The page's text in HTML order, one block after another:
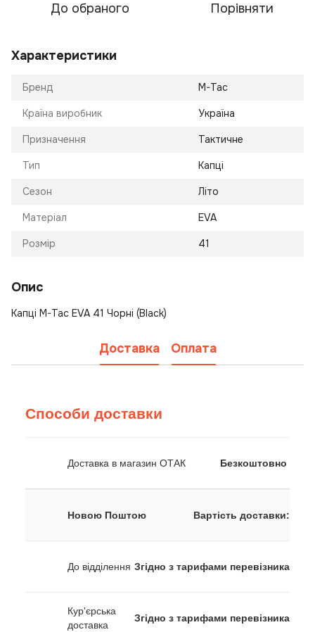
До обраного Порівняти
Характеристики
Бренд M-Tac
Країна виробник Україна
Призначення Тактичне
Тип Капці
Сезон Літо
Матеріал EVA
Розмір 41
Опис
Капці M-Tac EVA 41 Чорні (Black)
Доставка Оплата
Способи доставки
Доставка в магазин ОТАК Безкоштовно
Новою Поштою Вартість доставки:
До відділення Згідно з тарифами перевізника
Кур'єрська
доставка
Згідно з тарифами перевізника